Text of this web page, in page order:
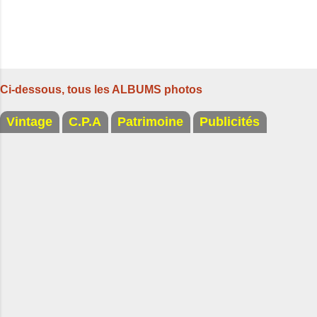
Ci-dessous, tous les ALBUMS photos
Vintage C.P.A Patrimoine Publicités